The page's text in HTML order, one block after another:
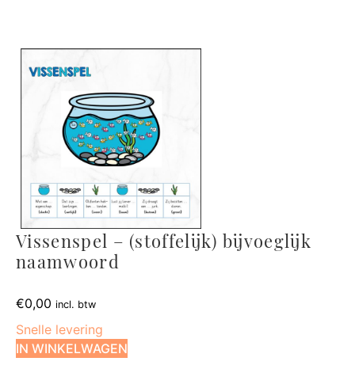
Vissenspel – (stoffelijk) bijvoeglijk
naamwoord
€0,00 incl. btw
Snelle levering
IN WINKELWAGEN